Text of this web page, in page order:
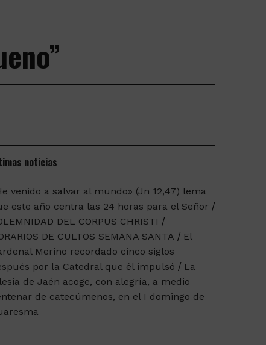
noticias
venido a salvar al mundo» (Jn 12,47) lema
este año centra las 24 horas para el Señor
DEL CORPUS CHRISTI
DE CULTOS SEMANA SANTA
El
Merino recordado cinco siglos
por la Catedral que él impulsó
La
de Jaén acoge, con alegría, a medio
de catecúmenos, en el I domingo de